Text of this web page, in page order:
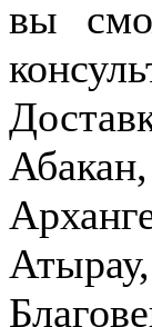
вы